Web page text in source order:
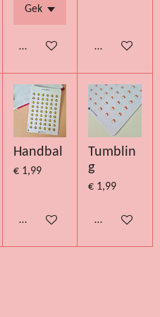
Bekijk details Bekijk details
Handbal
€ 1,99
Bekijk details
Tumblin
g
€ 1,99
Bekijk details